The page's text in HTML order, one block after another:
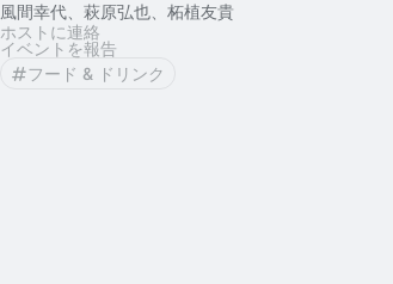
風間幸代、萩原弘也、柘植友貴
ホストに連絡
イベントを報告
フード & ドリンク